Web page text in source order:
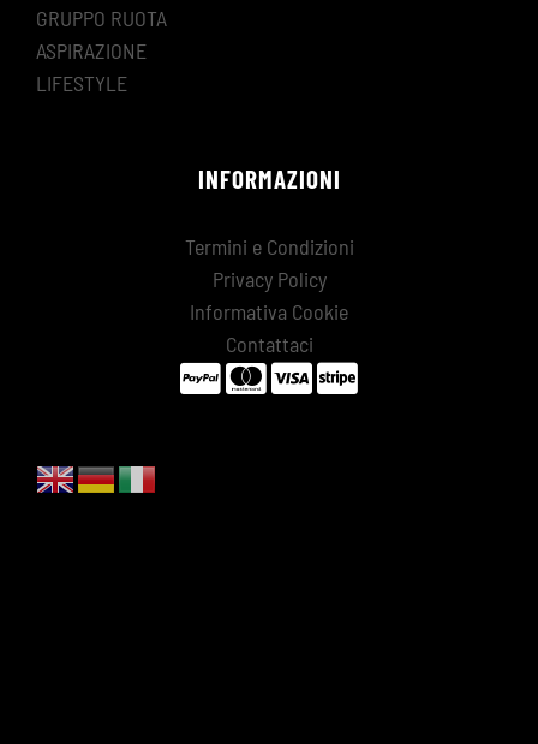
GRUPPO RUOTA
ASPIRAZIONE
LIFESTYLE
INFORMAZIONI
Termini e Condizioni
Privacy Policy
Informativa Cookie
Contattaci